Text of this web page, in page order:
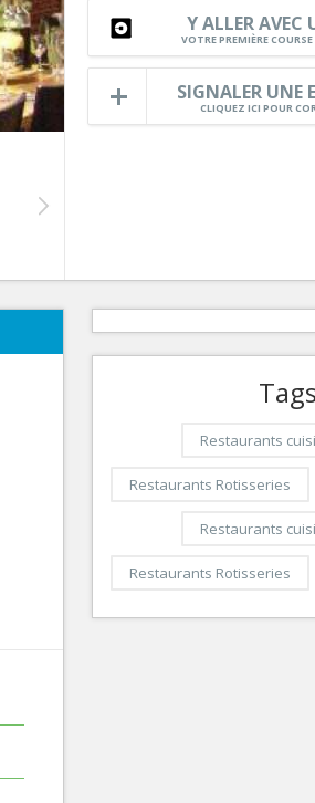
Services
Tourisme, ...
Y ALLER AVEC
VOTRE PREMIÈRE COURSE
SIGNALER UNE
CLIQUEZ ICI POUR
Tags
Restaurants
Restaurants Rotisseries
Restaurants
Restaurants Rotisseries